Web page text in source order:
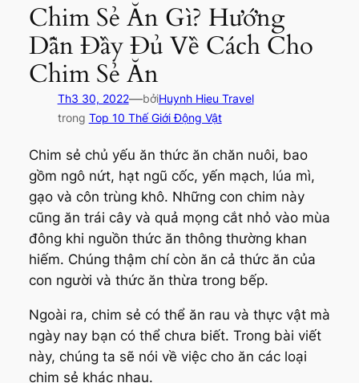
Chim Sẻ Ăn Gì? Hướng
Dẫn Đầy Đủ Về Cách Cho
Chim Sẻ Ăn
Th3 30, 2022—bởiHuynh Hieu Travel
trong Top 10 Thế Giới Động Vật
Chim sẻ chủ yếu ăn thức ăn chăn nuôi, bao
gồm ngô nứt, hạt ngũ cốc, yến mạch, lúa mì,
gạo và côn trùng khô. Những con chim này
cũng ăn trái cây và quả mọng cắt nhỏ vào mùa
đông khi nguồn thức ăn thông thường khan
hiếm. Chúng thậm chí còn ăn cả thức ăn của
con người và thức ăn thừa trong bếp.
Ngoài ra, chim sẻ có thể ăn rau và thực vật mà
ngày nay bạn có thể chưa biết. Trong bài viết
này, chúng ta sẽ nói về việc cho ăn các loại
chim sẻ khác nhau.